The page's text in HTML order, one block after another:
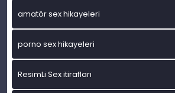
amatör sex hikayeleri
porno sex hikayeleri
ResimLi Sex itirafları